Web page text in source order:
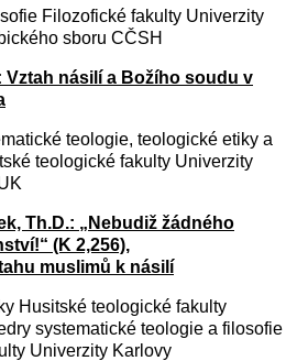
Filozofické fakulty Univerzity
sboru CČSH
Vztah násilí a Božího soudu v
teologie, teologické etiky a
teologické fakulty Univerzity
Th.D.: „Nebudiž žádného
(K 2,256),
muslimů k násilí
Husitské teologické fakulty
systematické teologie a filosofie
Univerzity Karlovy